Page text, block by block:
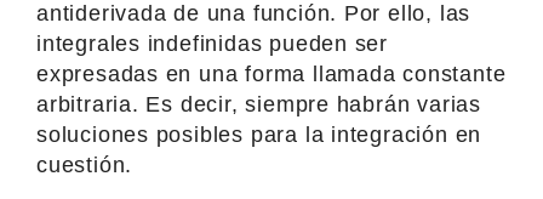
antiderivada de una función. Por ello, las
integrales indefinidas pueden ser
expresadas en una forma llamada constante
arbitraria. Es decir, siempre habrán varias
soluciones posibles para la integración en
cuestión.